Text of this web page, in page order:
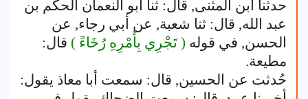
حدثنا ابن المثنى, قال: ثنا أبو النعمان الحكم بن
عبد الله, قال: ثنا شعبة, عن أبي رجاء, عن
الحسن, في قوله ( تَجْرِي بِأَمْرِهِ رُخَاءً ) قال:
مطيعة.
حُدثت عن الحسين, قال: سمعت أبا معاذ يقول: